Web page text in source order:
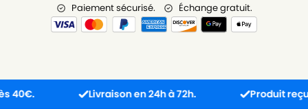
Paiement sécurisé. Échange gratuit.
Livraison en 24h à 72h. Produit reçu